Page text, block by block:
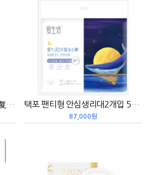
유산균 60g (2g*30포)蔓越莓复合益生菌固体饮料 택포 팬티형 안심생리대2개입 50개 M-L 卫生巾安心裤2片装
87,000원